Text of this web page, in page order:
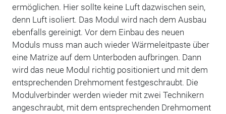
ermöglichen. Hier sollte keine Luft dazwischen sein,
denn Luft isoliert. Das Modul wird nach dem Ausbau
ebenfalls gereinigt. Vor dem Einbau des neuen
Moduls muss man auch wieder Wärmeleitpaste über
eine Matrize auf dem Unterboden aufbringen. Dann
wird das neue Modul richtig positioniert und mit dem
entsprechenden Drehmoment festgeschraubt. Die
Modulverbinder werden wieder mit zwei Technikern
angeschraubt, mit dem entsprechenden Drehmoment